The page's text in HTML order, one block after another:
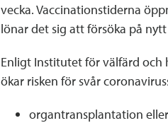
vecka. Vaccinationstiderna
lönar det sig att försöka på
Enligt Institutet för välfärd och
ökar risken för svår
organtransplantation